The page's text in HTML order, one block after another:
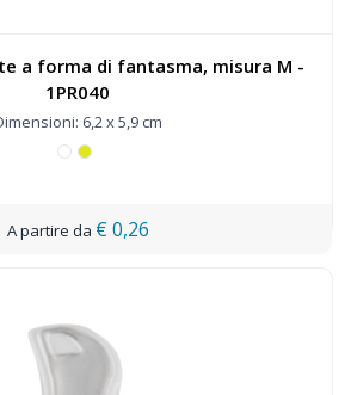
a forma di fantasma, misura M -
1PR040
6,2 x 5,9 cm
€ 0,26